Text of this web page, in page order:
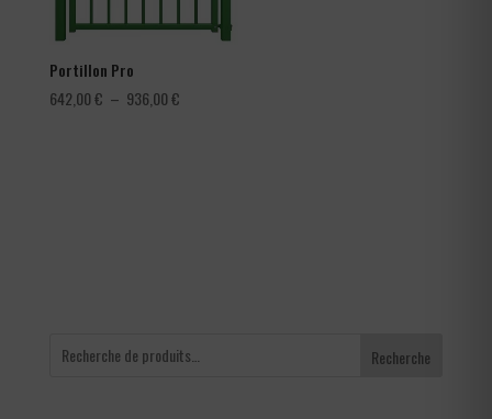
Portillon Pro
642,00€ – 936,00€Plage
Recherche